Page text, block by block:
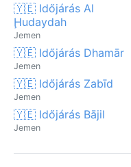
🇾🇪 Időjárás Al
Ḩudaydah
Jemen
🇾🇪 Időjárás Dhamār
Jemen
🇾🇪 Időjárás Zabīd
Jemen
🇾🇪 Időjárás Bājil
Jemen